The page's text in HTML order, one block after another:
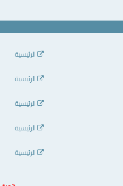
الرئيسية
الرئيسية
الرئيسية
الرئيسية
الرئيسية